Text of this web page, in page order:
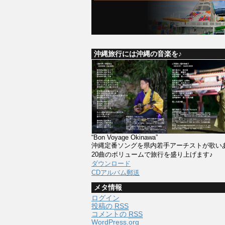
沖縄旅行には沖縄の音楽を♪
“Bon Voyage Okinawa”
沖縄定番ソングを県内若手アーチストが歌い
20曲のボリュームで旅行を盛り上げます♪
ダウンロード
CDアルバム郵送
メタ情報
ログイン
投稿の RSS
コメントの RSS
WordPress.org